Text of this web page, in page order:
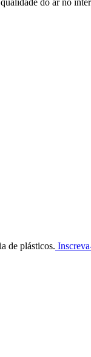
do ar no
de plásticos.